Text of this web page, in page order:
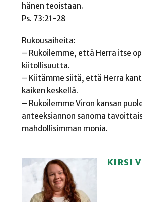
hänen teoistaan.
Ps. 73:21-28
Rukousaiheita:
– Rukoilemme, että Herra itse
kiitollisuutta.
– Kiitämme siitä, että Herra
kaiken keskellä.
– Rukoilemme Viron kansan
anteeksiannon sanoma
mahdollisimman monia.
KIRSI